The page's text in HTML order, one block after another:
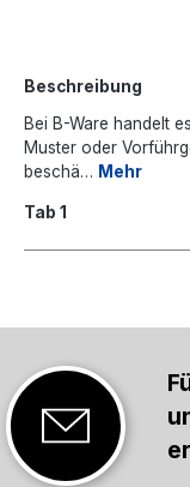
Beschreibung
Bei B-Ware handelt
Muster oder
beschä… Mehr
Tab 1